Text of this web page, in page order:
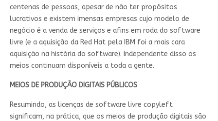
centenas de pessoas, apesar de não ter propósitos
lucrativos e existem imensas empresas cujo modelo de
negócio é a venda de serviços e afins em roda do software
livre (e a aquisição da Red Hat pela IBM foi a mais cara
aquisição na história do software). Independente disso os
meios continuam disponíveis a toda a gente.
MEIOS DE PRODUÇÃO DIGITAIS PÚBLICOS
Resumindo, as licenças de software livre copyleft
significam, na prática, que os meios de produção digitais são